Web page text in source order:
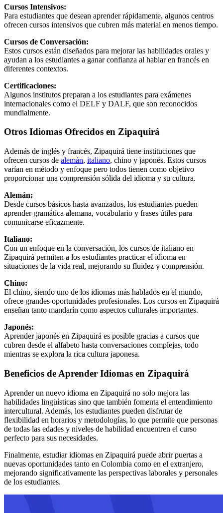
Cursos Intensivos:
Para estudiantes que desean aprender rápidamente, algunos centros
ofrecen cursos intensivos que cubren más material en menos tiempo.
Cursos de Conversación:
Estos cursos están diseñados para mejorar las habilidades orales y
ayudan a los estudiantes a ganar confianza al hablar en francés en
diferentes contextos.
Certificaciones:
Algunos institutos preparan a los estudiantes para exámenes
internacionales como el DELF y DALF, que son reconocidos
mundialmente.
Otros Idiomas Ofrecidos en Zipaquirá
Además de inglés y francés, Zipaquirá tiene instituciones que
ofrecen cursos de alemán, italiano, chino y japonés. Estos cursos
varían en método y enfoque pero todos tienen como objetivo
proporcionar una comprensión sólida del idioma y su cultura.
Alemán:
Desde cursos básicos hasta avanzados, los estudiantes pueden
aprender gramática alemana, vocabulario y frases útiles para
comunicarse eficazmente.
Italiano:
Con un enfoque en la conversación, los cursos de italiano en
Zipaquirá permiten a los estudiantes practicar el idioma en
situaciones de la vida real, mejorando su fluidez y comprensión.
Chino:
El chino, siendo uno de los idiomas más hablados en el mundo,
ofrece grandes oportunidades profesionales. Los cursos en Zipaquirá
enseñan tanto mandarín como aspectos culturales importantes.
Japonés:
Aprender japonés en Zipaquirá es posible gracias a cursos que
cubren desde el alfabeto hasta conversaciones complejas, todo
mientras se explora la rica cultura japonesa.
Beneficios de Aprender Idiomas en Zipaquirá
Aprender un nuevo idioma en Zipaquirá no solo mejora las
habilidades lingüísticas sino que también fomenta el entendimiento
intercultural. Además, los estudiantes pueden disfrutar de
flexibilidad en horarios y metodologías, lo que permite que personas
de todas las edades y niveles de habilidad encuentren el curso
perfecto para sus necesidades.
Finalmente, estudiar idiomas en Zipaquirá puede abrir puertas a
nuevas oportunidades tanto en Colombia como en el extranjero,
mejorando significativamente las perspectivas laborales y personales
de los estudiantes.